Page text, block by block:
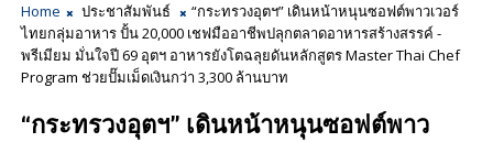
Home ประชาสัมพันธ์
“กระทรวงอุตฯ” เดินหน้าหนุนซอฟต์พาวเวอร์
ไทยกลุ่มอาหาร ปั้น 20,000 เชฟมืออาชีพปลุกตลาดอาหารสร้างสรรค์ -
พรีเมียม มั่นใจปี 69 อุตฯ อาหารยังโตฉลุยดันหลักสูตร Master Thai Chef
Program ช่วยปั๊มเม็ดเงินกว่า 3,300 ล้านบาท
“กระทรวงอุตฯ” เดินหน้าหนุนซอฟต์พาว